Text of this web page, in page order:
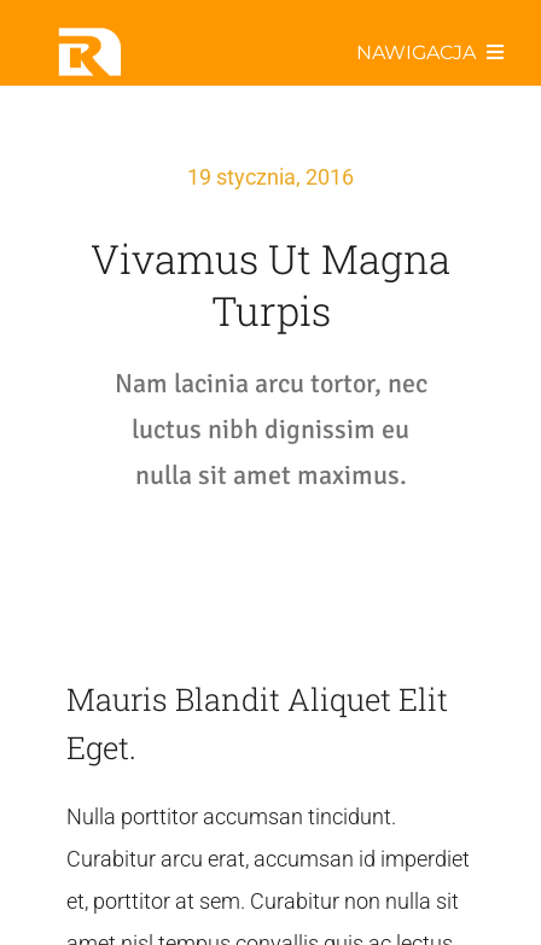
zawartości
NAWIGACJA
Współpracuj z Rabatem!
Odkryj najlepsze oferty!
Specjały kulinarne
19 stycznia, 2016
Vivamus Ut Magna
Turpis
Nam lacinia arcu tortor, nec
luctus nibh dignissim eu
nulla sit amet maximus.
Mauris Blandit Aliquet Elit
Eget.
Nulla porttitor accumsan tincidunt.
Curabitur arcu erat, accumsan id imperdiet
et, porttitor at sem. Curabitur non nulla sit